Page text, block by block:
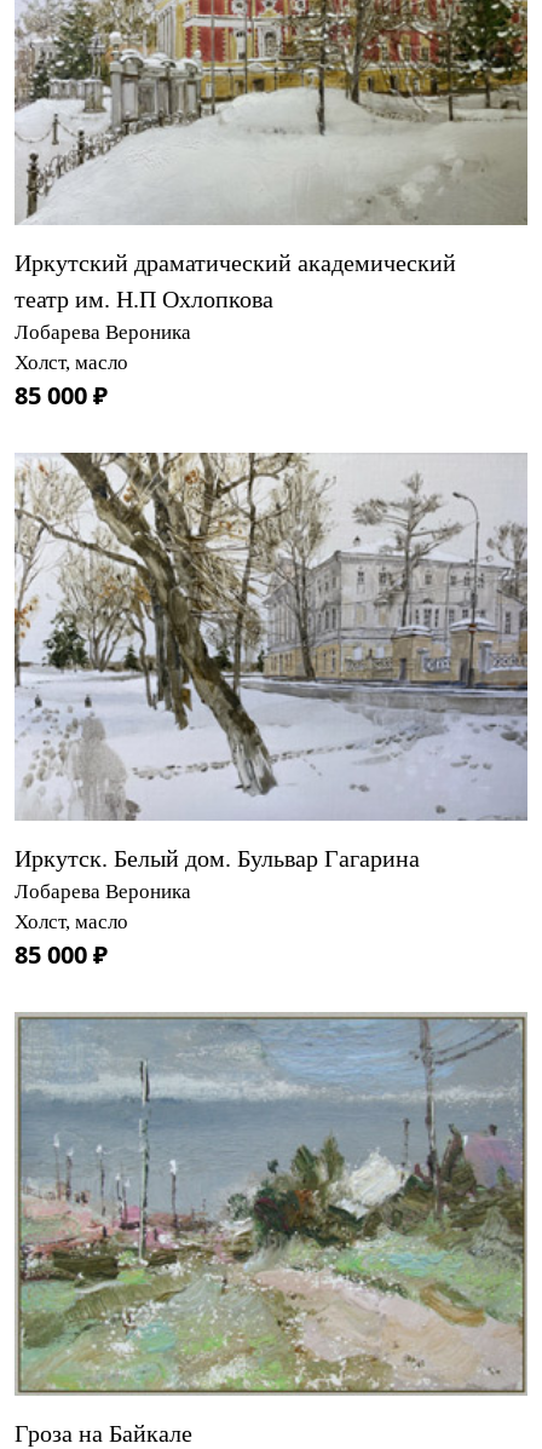
Иркутский драматический академический
театр им. Н.П Охлопкова
Лобарева Вероника
Холст, масло
85 000 ₽
Иркутск. Белый дом. Бульвар Гагарина
Лобарева Вероника
Холст, масло
85 000 ₽
Гроза на Байкале